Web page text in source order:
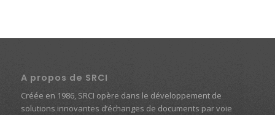
A propos de SRCI
Créée en 1986, SRCI opère dans le développement de
solutions innovantes d’échanges de documents par voie